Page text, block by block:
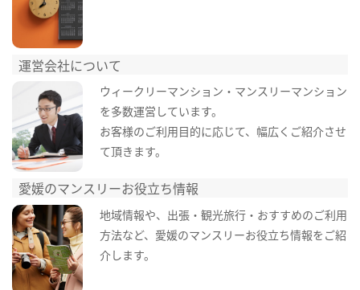
運営会社について
ウィークリーマンション・マンスリーマンション
を多数運営しています。
お客様のご利用目的に応じて、幅広くご紹介させ
て頂きます。
愛媛のマンスリーお役立ち情報
地域情報や、出張・観光旅行・おすすめのご利用
方法など、愛媛のマンスリーお役立ち情報をご紹
介します。